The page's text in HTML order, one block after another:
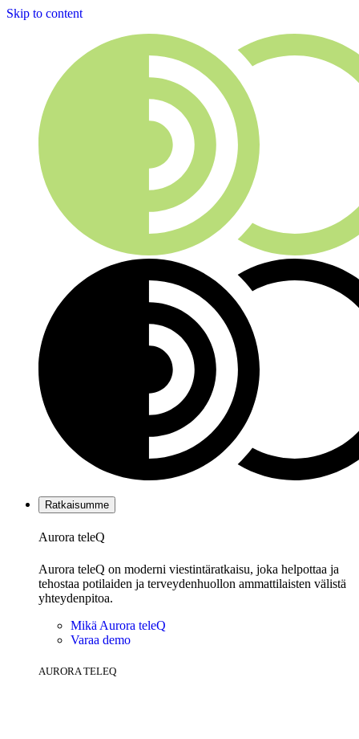
Skip to content
Ratkaisumme
Aurora teleQ
Aurora teleQ on moderni viestintäratkaisu, joka helpottaa ja
tehostaa potilaiden ja terveydenhuollon ammattilaisten välistä
yhteydenpitoa.
Mikä Aurora teleQ
Varaa demo
AURORA TELEQ